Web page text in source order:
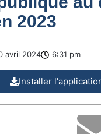
2023
avril 2024 6:31 pm
Installer